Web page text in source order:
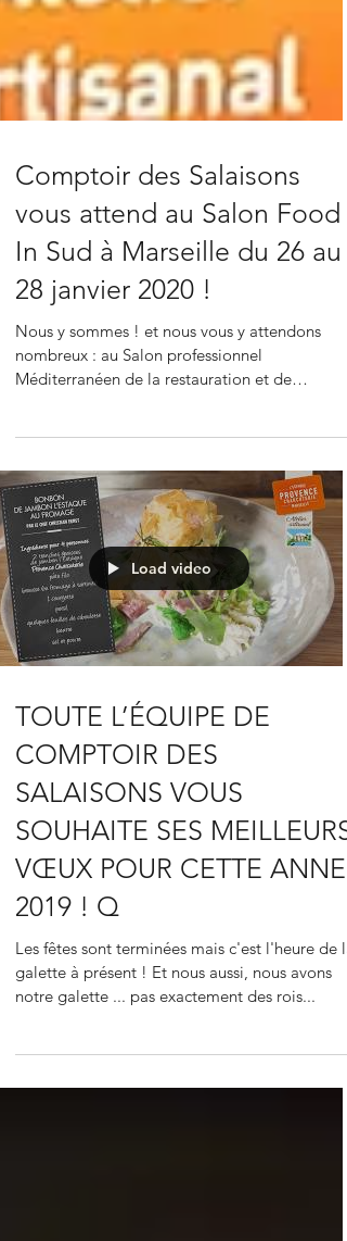
Comptoir des Salaisons
vous attend au Salon Food
In Sud à Marseille du 26 au
28 janvier 2020 !
Nous y sommes ! et nous vous y attendons
Load video
TOUTE L’ÉQUIPE DE
COMPTOIR DES
SALAISONS VOUS
SOUHAITE SES MEILLEURS
VŒUX POUR CETTE ANNEE
2019 ! Q
Les fêtes sont terminées mais c'est l'heure de la